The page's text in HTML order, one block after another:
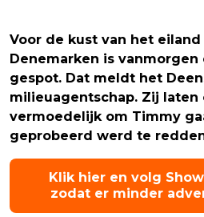
Voor de kust van het
Denemarken is
gespot. Dat meldt het
milieuagentschap. Zij
vermoedelijk om Timmy
geprobeerd werd te
Klik hier en volg
zodat er minder